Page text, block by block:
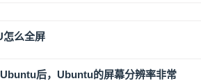
怎么全屏
后，Ubuntu的屏幕分辨率非常